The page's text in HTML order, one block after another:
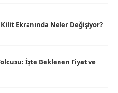
Kilit Ekranında Neler Değişiyor?
İşte Beklenen Fiyat ve